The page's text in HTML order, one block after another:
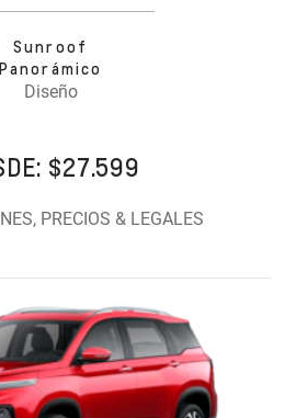
Sunroof
Panorámico
Diseño
$27.599
PRECIOS & LEGALES